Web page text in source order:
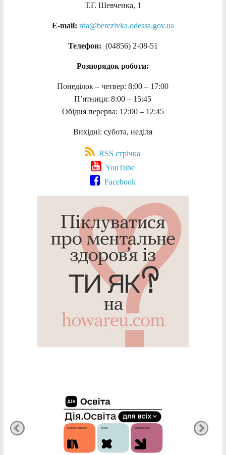
Т.Г. Шевченка, 1
E-mail: rda@berezivka.odessa.gov.ua
Телефон: (04856) 2-08-51
Розпорядок роботи:
Понеділок – четвер: 8:00 – 17:00
П’ятниця: 8:00 – 15:45
Обідня перерва: 12:00 – 12:45
Вихідні: субота, неділя
RSS стрічка
YouTube
Facebook